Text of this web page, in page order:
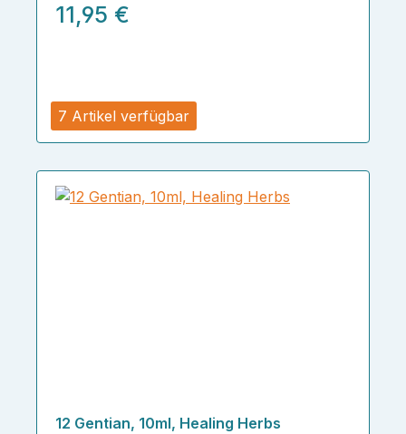
7 Artikel verfügbar
11,95 €
12 Gentian, 10ml, Healing Herbs